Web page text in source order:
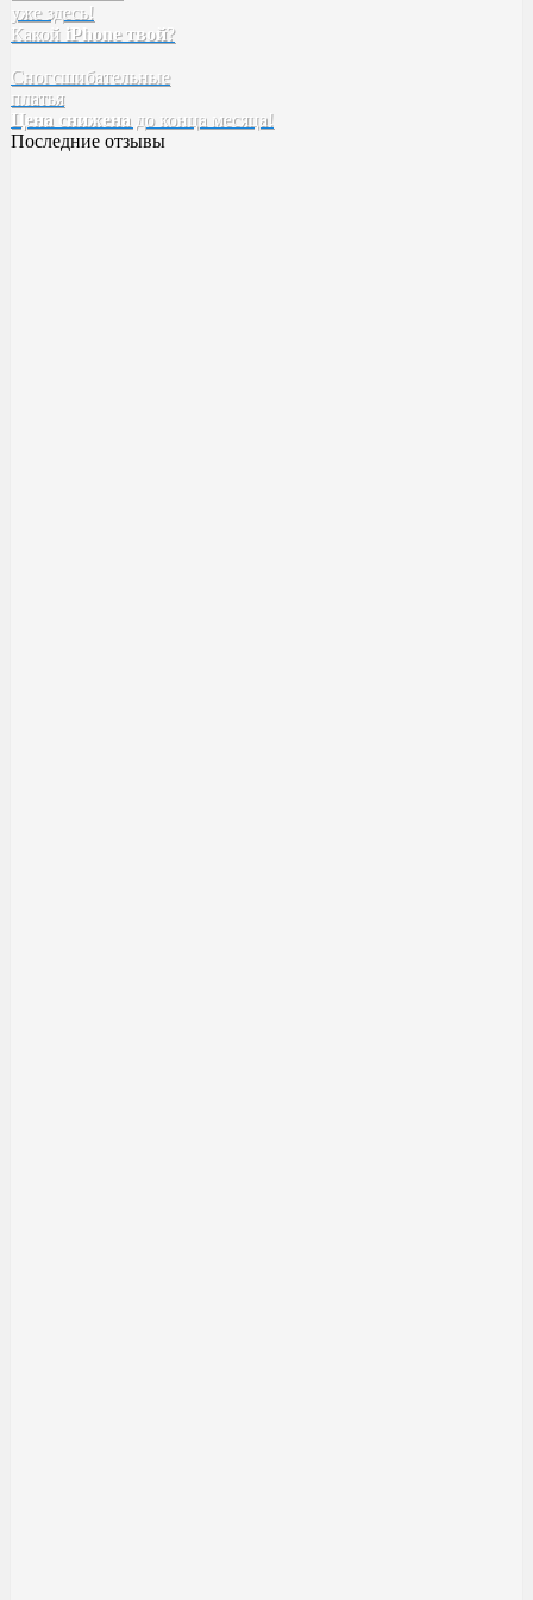
SELECTIVE
Karseell
EPICA
уже здесь!
Какой iPhone твой?
Сногсшибательные
платья
Цена снижена до конца месяца!
Последние отзывы